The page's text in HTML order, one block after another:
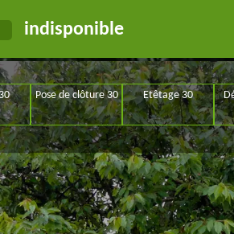
indisponible
Pose de clôture 30 Etêtage 30